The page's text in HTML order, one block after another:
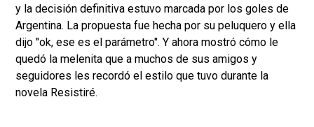
y la decisión definitiva estuvo marcada por los goles de
Argentina. La propuesta fue hecha por su peluquero y ella
dijo "ok, ese es el parámetro". Y ahora mostró cómo le
quedó la melenita que a muchos de sus amigos y
seguidores les recordó el estilo que tuvo durante la
novela Resistiré.